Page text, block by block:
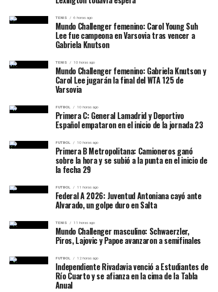
— del atletismo argentino. Su rendimiento en el Cenard
abre expectativas de cara a competencias
sudamericanas y continentales, donde podría
Emocionada por competir en su tierra, señaló que se
preparó especialmente para esta edición con el objetivo
de dar lo mejor ante su público.
importancia del evento no solo en lo deportivo, sino
también en su impacto turístico: “Con este tipo de
competencias seguimos fomentando el deporte y
Ganadores por categoría
Adaptado Caballeros:Hugo Sebastián Burgos
Caballeros MTB:Mauro Daruich
Caballeros Ruta: Miguel Alcocer
Damas MTB:Verónica Gómez
Damas Ruta:Pía Aguirre
Trepada al Cerro San Bernardo
TENIS 6 horas ago
Mundo Challenger femenino: Carol Young Suh
Lee fue campeona en Varsovia tras vencer a
Gabriela Knutson
TENIS 10 horas ago
Mundo Challenger femenino: Gabriela Knutson y
Carol Lee jugarán la final del WTA 125 de
Varsovia
FUTBOL 10 horas ago
Primera C: General Lamadrid y Deportivo
Español empataron en el inicio de la jornada 23
FUTBOL 10 horas ago
Primera B Metropolitana: Camioneros ganó
sobre la hora y se subió a la punta en el inicio de
la fecha 29
FUTBOL 11 horas ago
Federal A 2026: Juventud Antoniana cayó ante
Alvarado, un golpe duro en Salta
TENIS 11 horas ago
Mundo Challenger masculino: Schwaerzler,
Piros, Lajovic y Papoe avanzaron a semifinales
FUTBOL 12 horas ago
Independiente Rivadavia venció a Estudiantes de
Río Cuarto y se afianza en la cima de la Tabla
Anual